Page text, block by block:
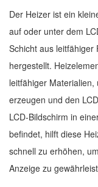
Der Heizer ist ein
auf oder unter dem
Schicht aus
hergestellt.
leitfähiger
erzeugen und den
LCD-Bildschirm in
befindet, hilft diese
schnell zu erhöhen,
Anzeige zu